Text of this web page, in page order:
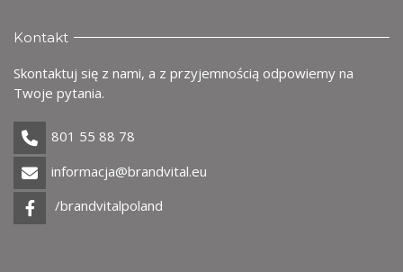
Kontakt
Skontaktuj się z nami, a z przyjemnością odpowiemy na
Twoje pytania.
801 55 88 78
informacja@brandvital.eu
/brandvitalpoland